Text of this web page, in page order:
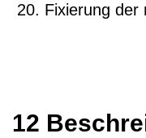
Fixierung der
12